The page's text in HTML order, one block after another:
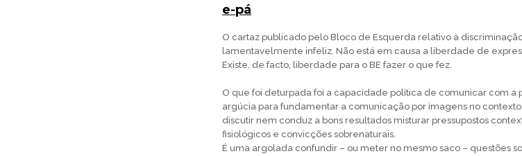
e-pá
O cartaz publicado pelo Bloco de Esquerda relativo à
lamentavelmente infeliz. Não está em causa a liberdade de
Existe, de facto, liberdade para o BE fazer o que fez.
O que foi deturpada foi a capacidade política de comunicar com a
argúcia para fundamentar a comunicação por imagens no
discutir nem conduz a bons resultados misturar pressupostos
fisiológicos e convicções sobrenaturais.
É uma argolada confundir – ou meter no mesmo saco – questões